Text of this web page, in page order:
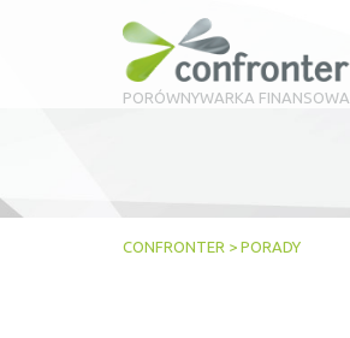
PORÓWNYWARKA FINANSOWA
CONFRONTER > PORADY